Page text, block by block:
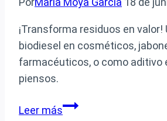
¡Transforma residuos en valor!
biodiesel en cosméticos,
farmacéuticos, o como aditivo
piensos.
Leer másQué